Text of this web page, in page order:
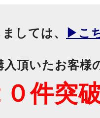
しては、 ▶こ
頂いたお客様
０件突